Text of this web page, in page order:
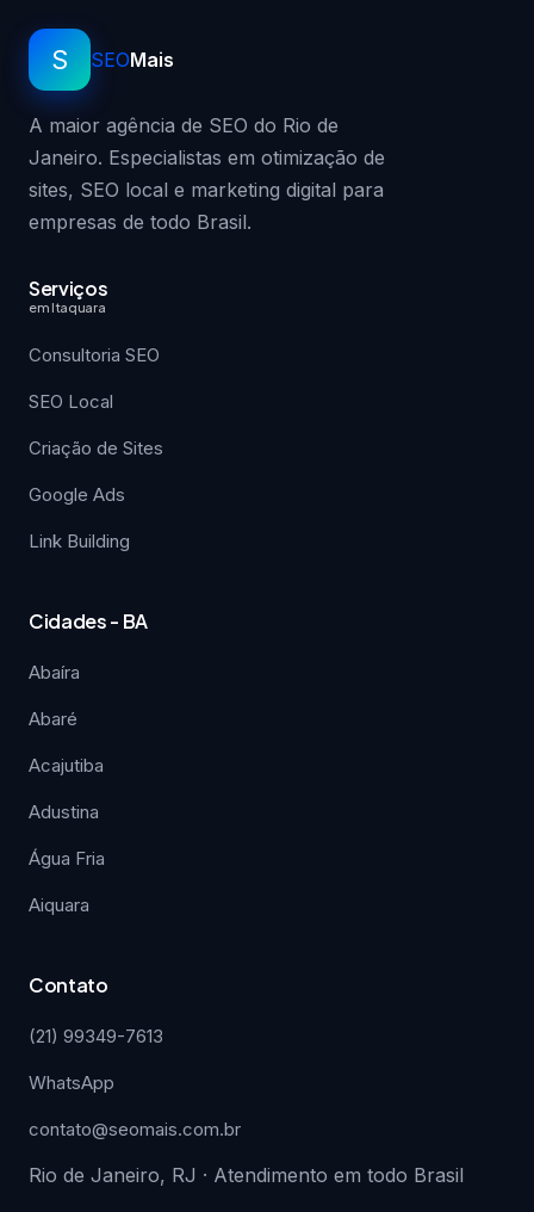
S SEOMais
A maior agência de SEO do Rio de
Janeiro. Especialistas em otimização de
sites, SEO local e marketing digital para
empresas de todo Brasil.
Serviços
em Itaquara
Consultoria SEO
SEO Local
Criação de Sites
Google Ads
Link Building
Cidades - BA
Abaíra
Abaré
Acajutiba
Adustina
Água Fria
Aiquara
Contato
(21) 99349-7613
WhatsApp
contato@seomais.com.br
Rio de Janeiro, RJ · Atendimento em todo Brasil